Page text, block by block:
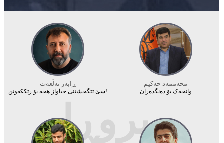
بیروڕا
محه‌ممه‌د حه‌كیم
وانەیەک بۆ دەنگدەران
ڕابەر تەڵعەت
سێ تێگەیشتنی جیاواز هەیە بۆ رێککەوتن!